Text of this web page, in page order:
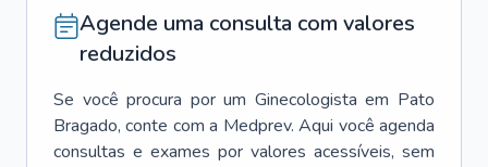
Agende uma consulta com valores
reduzidos
Se você procura por um Ginecologista em Pato
Bragado, conte com a Medprev. Aqui você agenda
consultas e exames por valores acessíveis, sem